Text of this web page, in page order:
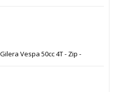
Vespa 50cc 4T - Zip -